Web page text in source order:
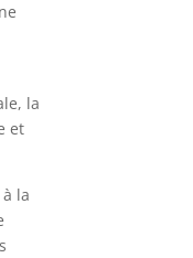
la
et
la